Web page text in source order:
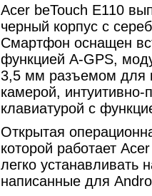
Acer beTouch E110
черный корпус с
Смартфон оснащен
функцией A-GPS,
3,5 мм разъемом для
камерой,
клавиатурой с
Открытая
которой работает
легко
написанные для